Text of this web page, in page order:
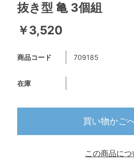
抜き型 亀 3個組
￥3,520
商品コード 709185
在庫
買い物かご
この商品に